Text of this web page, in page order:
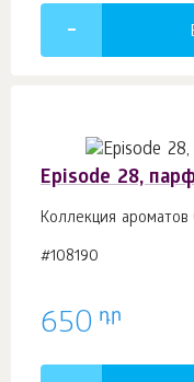
Episode 28,
Коллекция ароматов
#108190
650 դր